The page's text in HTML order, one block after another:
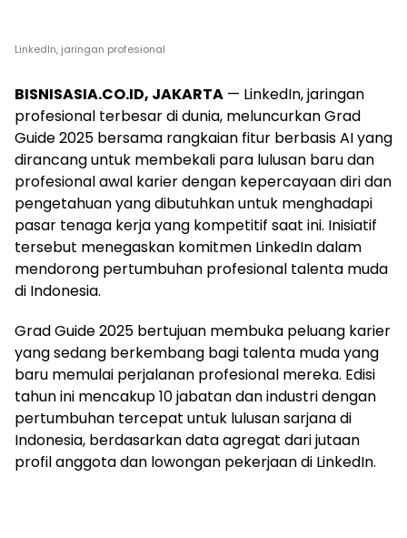
LinkedIn, jaringan profesional
BISNISASIA.CO.ID, JAKARTA — LinkedIn, jaringan
profesional terbesar di dunia, meluncurkan Grad
Guide 2025 bersama rangkaian fitur berbasis AI yang
dirancang untuk membekali para lulusan baru dan
profesional awal karier dengan kepercayaan diri dan
pengetahuan yang dibutuhkan untuk menghadapi
pasar tenaga kerja yang kompetitif saat ini. Inisiatif
tersebut menegaskan komitmen LinkedIn dalam
mendorong pertumbuhan profesional talenta muda
di Indonesia.
Grad Guide 2025 bertujuan membuka peluang karier
yang sedang berkembang bagi talenta muda yang
baru memulai perjalanan profesional mereka. Edisi
tahun ini mencakup 10 jabatan dan industri dengan
pertumbuhan tercepat untuk lulusan sarjana di
Indonesia, berdasarkan data agregat dari jutaan
profil anggota dan lowongan pekerjaan di LinkedIn.